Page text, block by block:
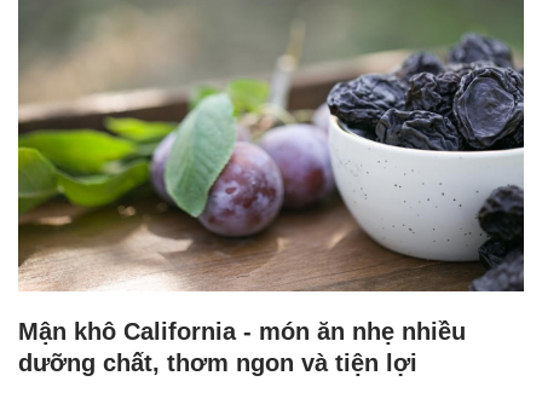
Mận khô California - món ăn nhẹ nhiều
dưỡng chất, thơm ngon và tiện lợi